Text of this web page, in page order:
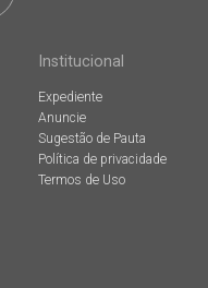
Institucional
Expediente
Anuncie
Sugestão de Pauta
Política de privacidade
Termos de Uso